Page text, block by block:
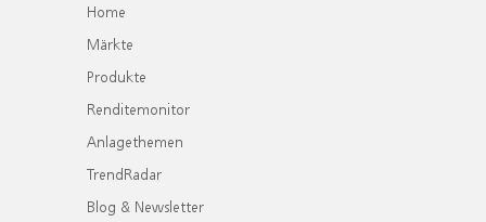
Home
Märkte
Produkte
Renditemonitor
Anlagethemen
TrendRadar
Blog & Newsletter